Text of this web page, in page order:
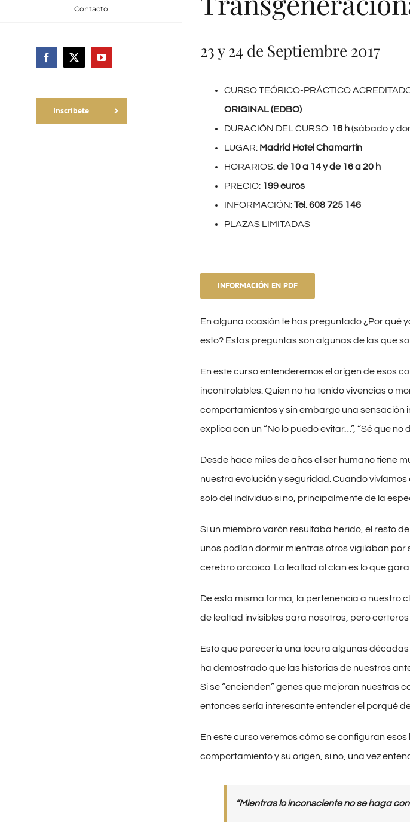
Contacto
Facebook
X YouTube
Inscríbete
23 y 24 de Septiembre 2017
CURSO TEÓRICO-PRÁCTICO
ORIGINAL (EDBO)
DURACIÓN DEL CURSO: 16 h(sábado y
LUGAR: Madrid Hotel Chamartín
HORARIOS:de 10 a 14 y de 16 a 20 h
PRECIO: 199 euros
INFORMACIÓN:Tel. 608 725 146
PLAZAS LIMITADAS
INFORMACIÓN EN PDF
En alguna ocasión te has preguntado ¿Por qué
esto? Estas preguntas son algunas de las que
En este curso entenderemos el origen de esos
incontrolables. Quien no ha tenido vivencias o
comportamientos y sin embargo una sensación
explica con un “No lo puedo evitar…”, “Sé que
Desde hace miles de años el ser humano tiene
nuestra evolución y seguridad. Cuando
solo del individuo si no, principalmente de la
Si un miembro varón resultaba herido, el resto
unos podían dormir mientras otros vigilaban
cerebro arcaico. La lealtad al clan es lo que
De esta misma forma, la pertenencia a nuestro
de lealtad invisibles para nosotros, pero
Esto que parecería una locura algunas
ha demostrado que las historias de nuestros
Si se “encienden” genes que mejoran nuestras
entonces sería interesante entender el porqué
En este curso veremos cómo se configuran
comportamiento y su origen, si no, una vez
“Mientras lo inconsciente no se haga